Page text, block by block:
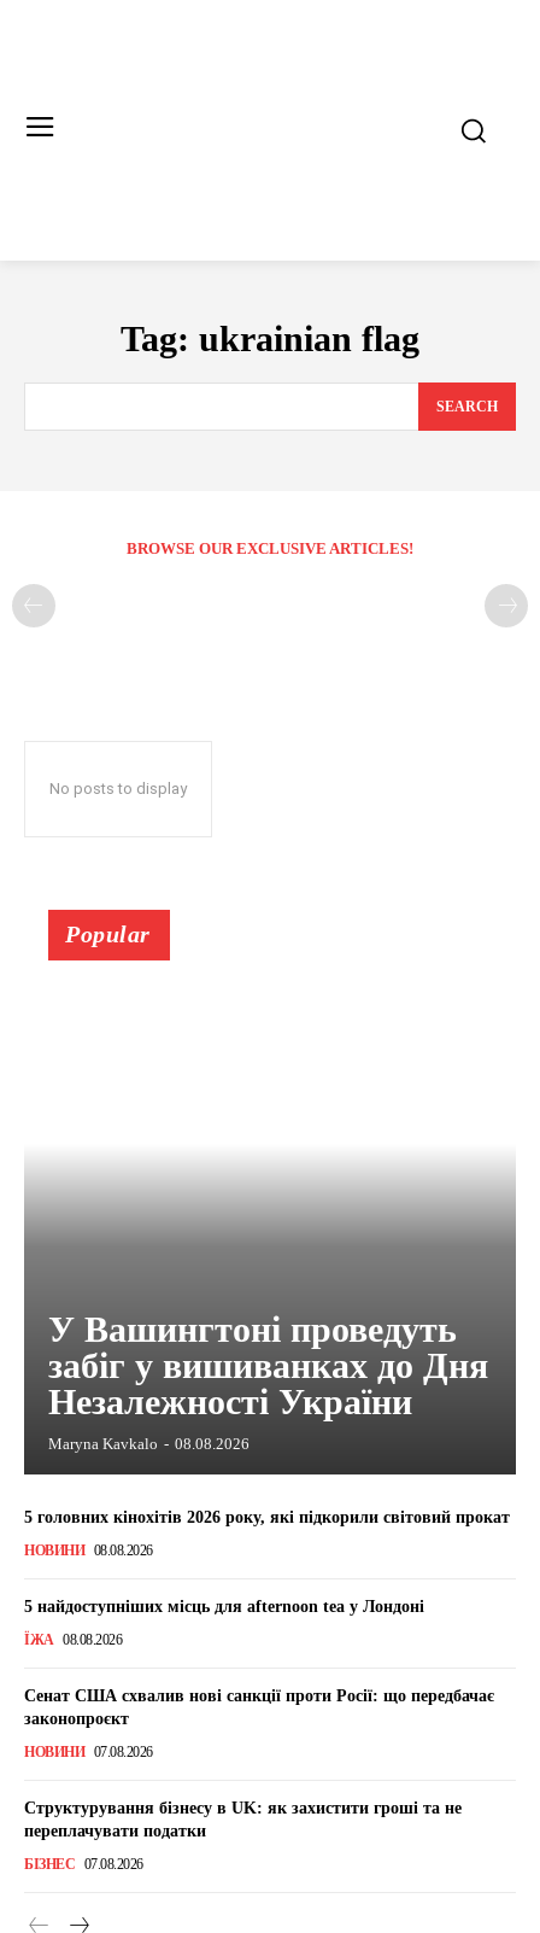
Tag: ukrainian flag
SEARCH
BROWSE OUR EXCLUSIVE ARTICLES!
No posts to display
Popular
У Вашингтоні проведуть
забіг у вишиванках до Дня
Незалежності України
Maryna Kavkalo - 08.08.2026
5 головних кінохітів 2026 року, які підкорили світовий прокат
НОВИНИ 08.08.2026
5 найдоступніших місць для afternoon tea у Лондоні
ЇЖА 08.08.2026
Сенат США схвалив нові санкції проти Росії: що передбачає
законопроєкт
НОВИНИ 07.08.2026
Структурування бізнесу в UK: як захистити гроші та не
переплачувати податки
БІЗНЕС 07.08.2026